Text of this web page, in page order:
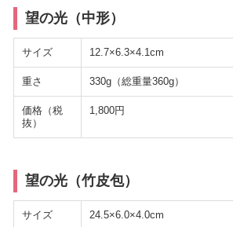
望の光（中形）
サイズ 12.7×6.3×4.1cm
重さ 330g（総重量360g）
価格（税
抜）
1,800円
望の光（竹皮包）
サイズ 24.5×6.0×4.0cm